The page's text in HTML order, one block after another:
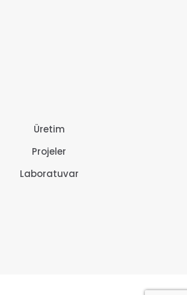
Üretim
Projeler
Laboratuvar